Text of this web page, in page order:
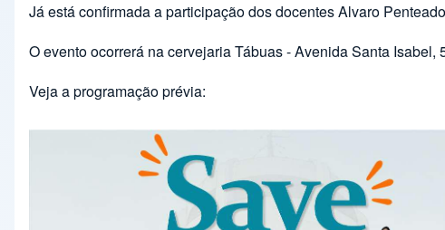
Já está confirmada a participação dos docentesAlvaro
O evento ocorrerá na cervejaria Tábuas -Avenida Santa Isabel,
Veja a programação prévia: